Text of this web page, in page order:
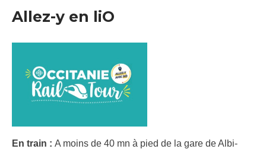
Allez-y en liO
En train : A moins de 40 mn à pied de la gare de Albi-